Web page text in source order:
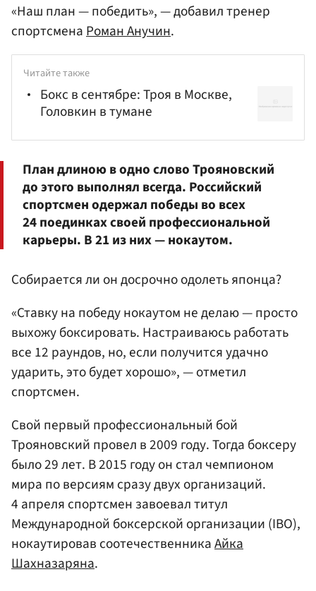
«Наш план — победить», — добавил тренер
спортсменаРоман Анучин.
Читайте также
Бокс в сентябре: Троя в Москве,
Головкин в тумане
План длиною в одно слово Трояновский
до этого выполнял всегда. Российский
спортсмен одержал победы во всех
24 поединках своей профессиональной
карьеры. В 21 из них — нокаутом.
Собирается ли он досрочно одолеть японца?
«Ставку на победу нокаутом не делаю — просто
выхожу боксировать. Настраиваюсь работать
все 12 раундов, но, если получится удачно
ударить, это будет хорошо», — отметил
спортсмен.
Свой первый профессиональный бой
Трояновский провел в 2009 году. Тогда боксеру
было 29 лет. В 2015 году он стал чемпионом
мира по версиям сразу двух организаций.
4 апреля спортсмен завоевал титул
Международной боксерской организации (IBO),
нокаутировав соотечественникаАйка
Шахназаряна.